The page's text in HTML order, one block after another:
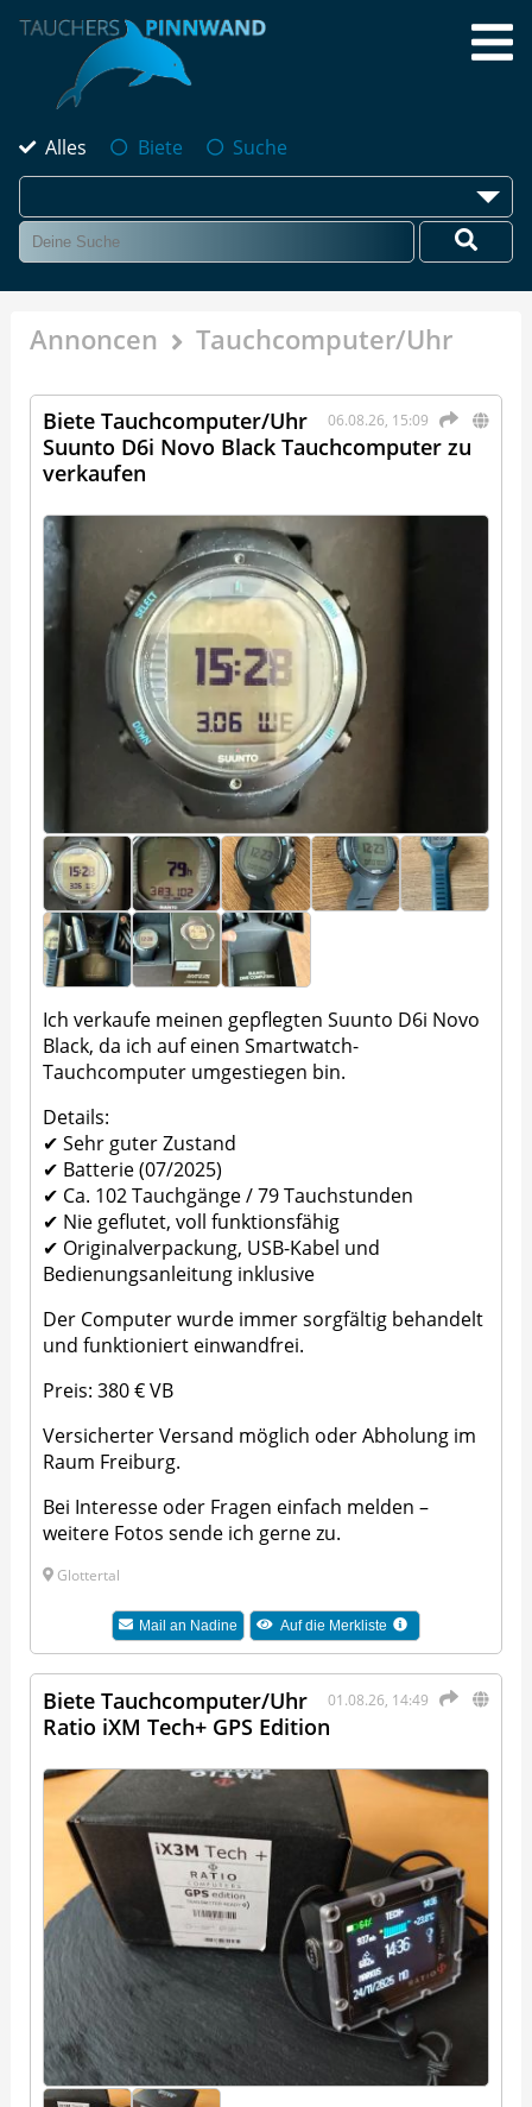
Alles Biete Suche
Annoncen Tauchcomputer/Uhr
06.08.26, 15:09
Biete Tauchcomputer/Uhr
Suunto D6i Novo Black Tauchcomputer zu
verkaufen
Ich verkaufe meinen gepflegten Suunto D6i Novo
Black, da ich auf einen Smartwatch-
Tauchcomputer umgestiegen bin.
Details:
✔ Sehr guter Zustand
✔ Batterie (07/2025)
✔ Ca. 102 Tauchgänge / 79 Tauchstunden
✔ Nie geflutet, voll funktionsfähig
✔ Originalverpackung, USB-Kabel und
Bedienungsanleitung inklusive
Der Computer wurde immer sorgfältig behandelt
und funktioniert einwandfrei.
Preis: 380 € VB
Versicherter Versand möglich oder Abholung im
Raum Freiburg.
Bei Interesse oder Fragen einfach melden –
weitere Fotos sende ich gerne zu.
Glottertal
Mail an Nadine Auf die Merkliste
01.08.26, 14:49
Biete Tauchcomputer/Uhr
Ratio iXM Tech+ GPS Edition